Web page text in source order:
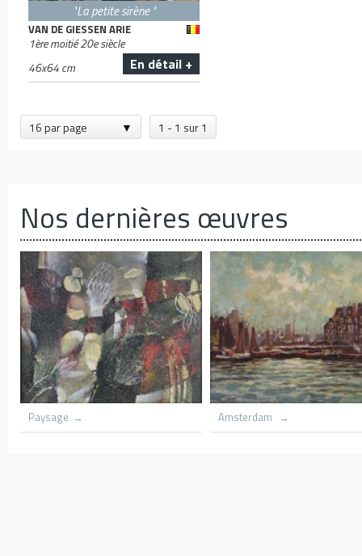
"La petite sirène "
VAN DE GIESSEN ARIE
1ère moitié 20e siècle
En détail +
46x64cm
16 par page 1 - 1 sur 1
Nos dernières œuvres